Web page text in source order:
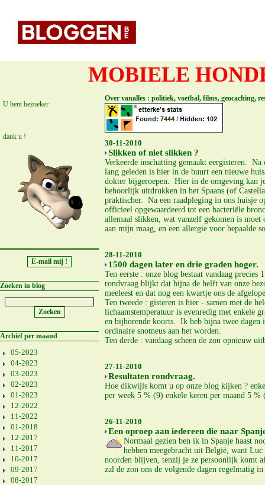
MOBIELE
U bent bezoeker
dank u !
Zoeken in blog
Archief per maand
05-2023
04-2023
03-2023
02-2023
01-2023
12-2022
11-2022
01-2018
12-2017
11-2017
10-2017
09-2017
08-2017
Over vanalles : politiek, voetbal, films, geocaching,
30-11-2010
Slikken of niet slikken ?
Verkeerde inschatting gemaakt eergisteren.
lang geleden is hier in de buurt een nieuwe
dokter bijgeroepen. Hier in de omgeving kan
behoorlijk uitdrukken in het Spaans (of
praktischer. Na een raadpleging in ons huisje
officieel opgewaardeerd tot een bacteriële
allemaal slikken, wat vanzelf gekomen is
aan mijn maag, en een allergie voor bepaalde
28-11-2010
1500 dagen later en drie graden hoger.
Ten eerste : onze blog bestaat vandaag
rondvraag blijkt dat bijna de helft van onze
meeleest en dat nog een kwartje ons de
Ten tweede : gisteren is hier - samen met de
lichaamstemperatuur is evenredig met enkele
en bijhorende koorts. Ik heb bijna twee dagen
ordinaire snotneus aan het worden.
Ten derde : vandaag scheen de zon opnieuw
27-11-2010
Resultaten rondvraag.
Hoe dikwijls komt u op onze blog kijken ?
per week 5 % (9) enkele keren per maand 5
26-11-2010
Een oproep aan iedereen die naar
Normaal gezien ben ik in Spanje haast
hebben meegebracht uit België, want
noorden blijven, tenzij je ze persoonlijk komt
zal de zon ons de volgende dagen regelmatig